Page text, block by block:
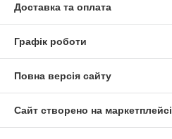
Доставка та оплата
Графік роботи
Повна версія сайту
Сайт створено на маркетплейсі